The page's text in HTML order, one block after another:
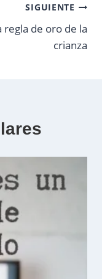
SIGUIENTE
regla de oro de la
crianza